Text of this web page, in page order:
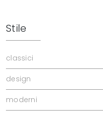
Stile
classici
design
moderni